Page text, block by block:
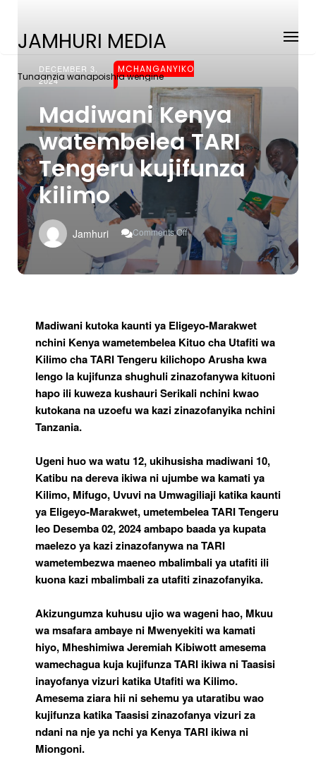
JAMHURI MEDIA
Tunaanzia wanapoishia wengine
DECEMBER 3,
2024
MCHANGANYIKO
Madiwani Kenya
watembelea TARI
Tengeru kujifunza
kilimo
Jamhuri Comments Off
On
Madiwani
Kenya
Watembelea
Kilimo
Madiwani kutoka kaunti ya Eligeyo-Marakwet
nchini Kenya wametembelea Kituo cha Utafiti wa
Kilimo cha TARI Tengeru kilichopo Arusha kwa
lengo la kujifunza shughuli zinazofanywa kituoni
hapo ili kuweza kushauri Serikali nchini kwao
kutokana na uzoefu wa kazi zinazofanyika nchini
Tanzania.
Ugeni huo wa watu 12, ukihusisha madiwani 10,
Katibu na dereva ikiwa ni ujumbe wa kamati ya
Kilimo, Mifugo, Uvuvi na Umwagiliaji katika kaunti
ya Eligeyo-Marakwet, umetembelea TARI Tengeru
leo Desemba 02, 2024 ambapo baada ya kupata
maelezo ya kazi zinazofanywa na TARI
wametembezwa maeneo mbalimbali ya utafiti ili
kuona kazi mbalimbali za utafiti zinazofanyika.
Akizungumza kuhusu ujio wa wageni hao, Mkuu
wa msafara ambaye ni Mwenyekiti wa kamati
hiyo, Mheshimiwa Jeremiah Kibiwott amesema
wamechagua kuja kujifunza TARI ikiwa ni Taasisi
inayofanya vizuri katika Utafiti wa Kilimo.
Amesema ziara hii ni sehemu ya utaratibu wao
kujifunza katika Taasisi zinazofanya vizuri za
ndani na nje ya nchi ya Kenya TARI ikiwa ni
Miongoni.